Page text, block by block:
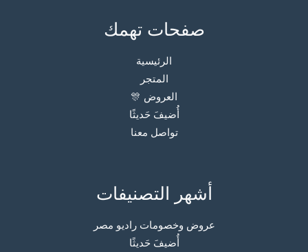
صفحات تهمك
الرئيسية
المتجر
العروض 🎊
أُضيفَ حَديثًا
تواصل معنا
أشهر التصنيفات
عروض وخصومات راديو مصر
أُضيفَ حَديثًا